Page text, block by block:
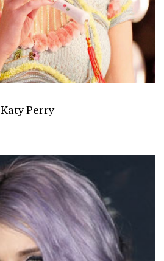
Katy Perry